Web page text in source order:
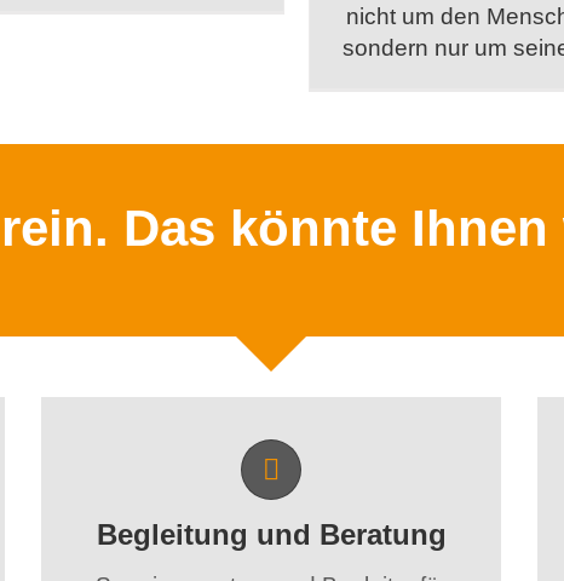
nicht um den
sondern nur um
Das könnte
Begleitung und Beratung